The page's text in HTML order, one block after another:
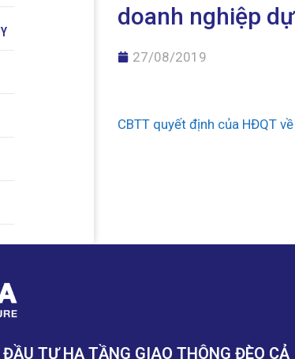
doanh nghiệp
27/08/2019
CBTT quyết định của HĐQT
ĐẦU TƯ HẠ TẦNG GIAO THÔNG ĐÈO CẢ